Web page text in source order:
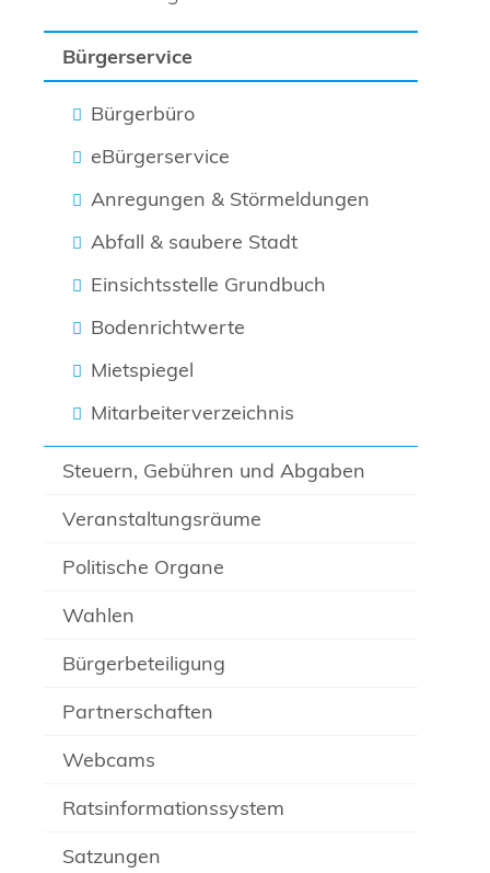
Bürgerservice
Bürgerbüro
eBürgerservice
Anregungen & Störmeldungen
Abfall & saubere Stadt
Einsichtsstelle Grundbuch
Bodenrichtwerte
Mietspiegel
Mitarbeiterverzeichnis
Steuern, Gebühren und Abgaben
Veranstaltungsräume
Politische Organe
Wahlen
Bürgerbeteiligung
Partnerschaften
Webcams
Ratsinformationssystem
Satzungen